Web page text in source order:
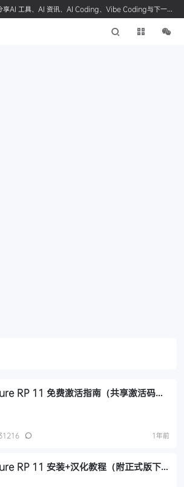
享AI 工具、AI 资讯、AI Coding、Vibe Coding与下一代
收藏我们
RP 11 免费激活指南（共享激活码、
1年前
RP 11 安装+汉化教程（附正式版下